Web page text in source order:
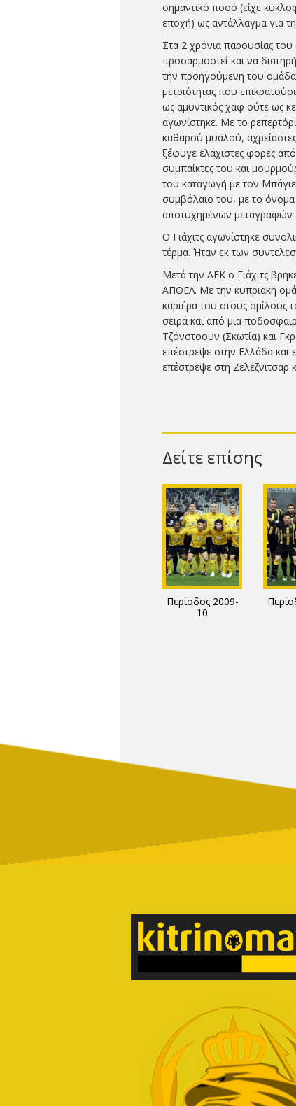
σημαντικό ποσό (είχε
εποχή) ως αντάλλαγμα για
Στα 2 χρόνια παρουσίας
προσαρμοστεί και να
την προηγούμενη του
μετριότητας που
ως αμυντικός χαφ ούτε ως
αγωνίστηκε. Με το
καθαρού μυαλού,
ξέφυγε ελάχιστες φορές
συμπαίκτες του και
του καταγωγή με τον
συμβόλαιο του, με το όνομα
αποτυχημένων μεταγραφών
Ο Γιάχιτς αγωνίστηκε
τέρμα. Ήταν εκ των
Μετά την ΑΕΚ ο Γιάχιτς
ΑΠΟΕΛ. Με την κυπριακή
καριέρα του στους ομίλους
σειρά και από μια
Τζόνστοουν (Σκωτία) και
επέστρεψε στην Ελλάδα και
επέστρεψε στη Ζελέζνιτσαρ
Δείτε επίσης
Περίοδος 2009-
10